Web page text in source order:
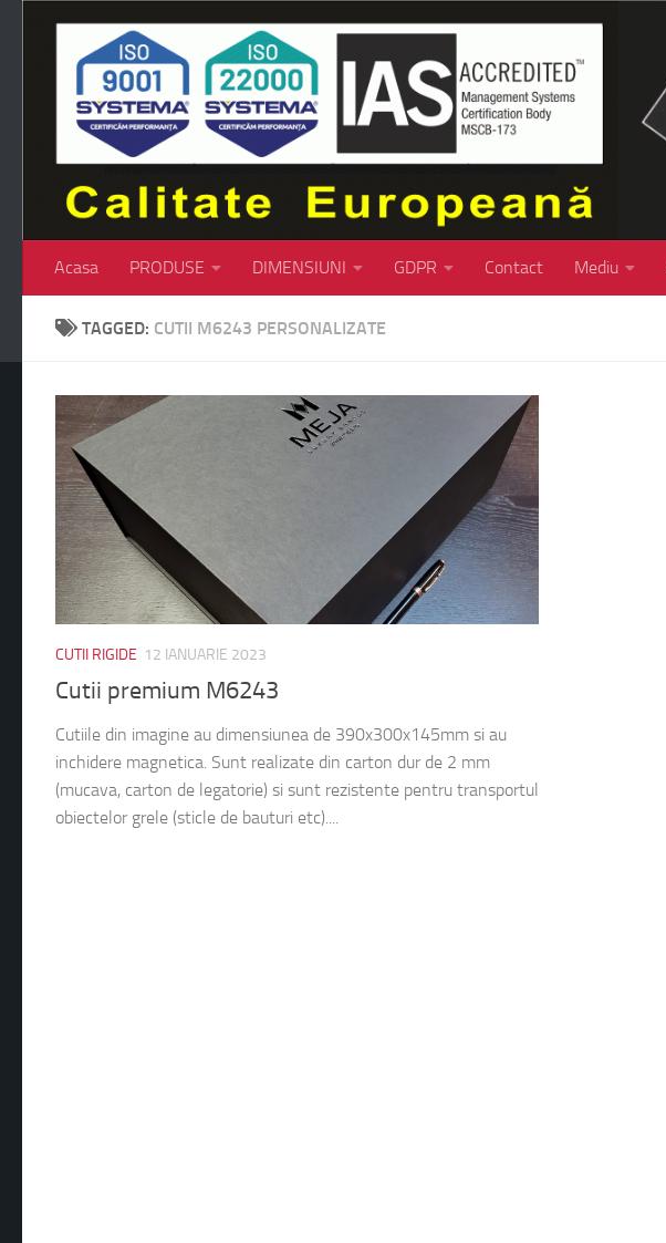
Skip to content
Acasa PRODUSE DIMENSIUNI GDPR Contact Mediu
TAGGED: CUTII M6243 PERSONALIZATE
CUTII RIGIDE 12 IANUARIE 2023
Cutii premium M6243
Cutiile din imagine au dimensiunea de 390x300x145mm si au
inchidere magnetica. Sunt realizate din carton dur de 2 mm
(mucava, carton de legatorie) si sunt rezistente pentru transportul
obiectelor grele (sticle de bauturi etc)....